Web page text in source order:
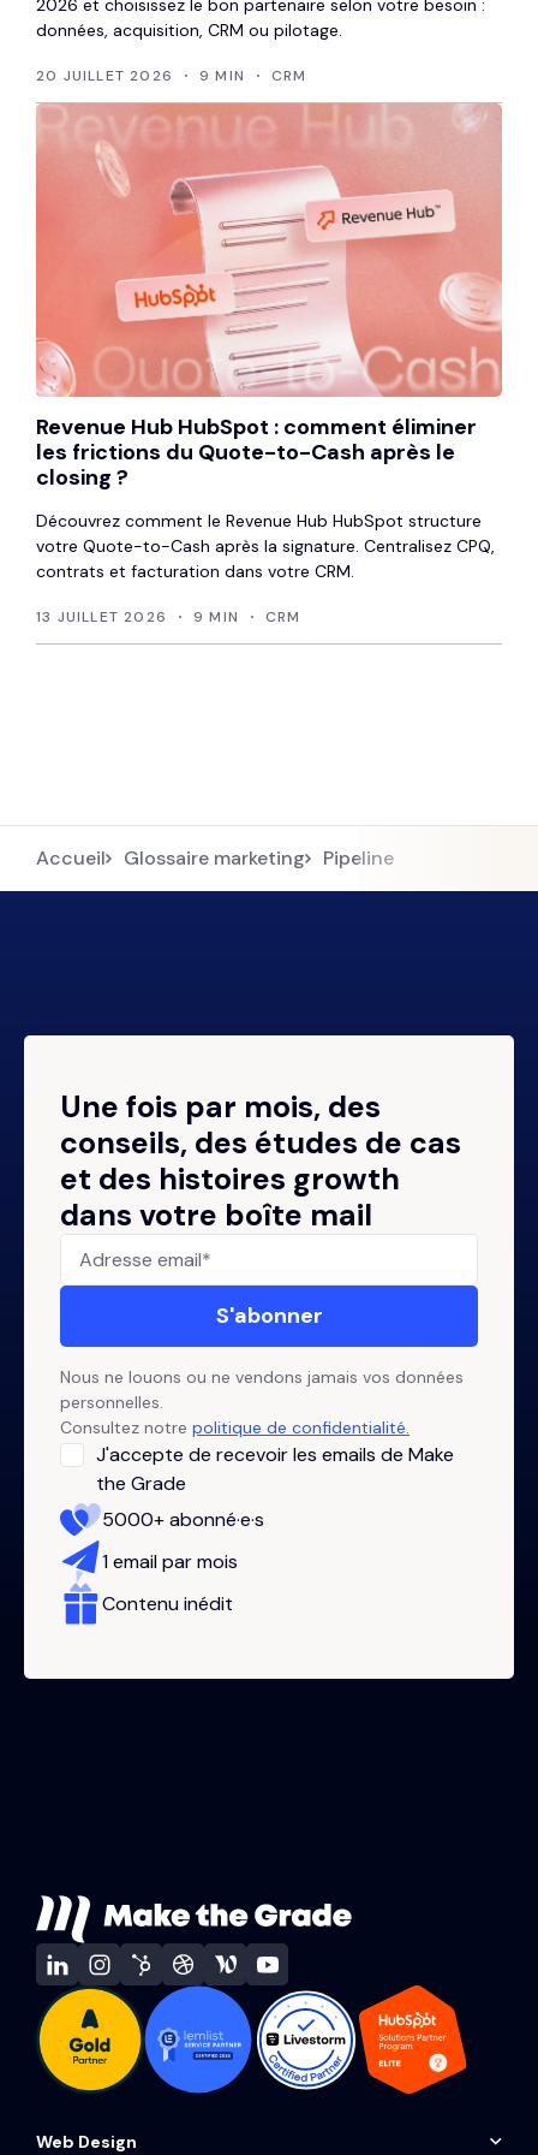
2026 et choisissez le bon partenaire selon votre besoin :
données, acquisition, CRM ou pilotage.
20 JUILLET 2026 9 MIN CRM
Revenue Hub HubSpot : comment éliminer
les frictions du Quote-to-Cash après le
closing ?
Découvrez comment le Revenue Hub HubSpot structure
votre Quote-to-Cash après la signature. Centralisez CPQ,
contrats et facturation dans votre CRM.
13 JUILLET 2026 9 MIN CRM
Accueil Glossaire marketing Pipeline
Une fois par mois, des
conseils, des études de cas
et des histoires growth
dans votre boîte mail
Nous ne louons ou ne vendons jamais vos données
personnelles.
Consultez notre politique de confidentialité.
J'accepte de recevoir les emails de Make
the Grade
5000+ abonné·e·s
1 email par mois
Contenu inédit
Web Design